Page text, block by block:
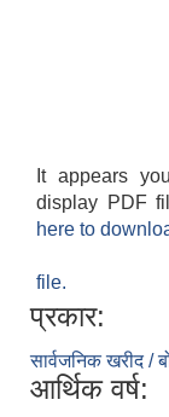
It appears
display PDF
here to
file.
प्रकार:
सार्वजनिक खरीद /
आर्थिक वर्ष: